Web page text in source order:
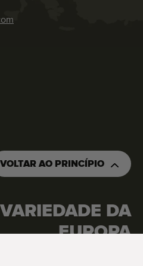
VOLTAR AO PRINCÍPIO
DA
EUROPA